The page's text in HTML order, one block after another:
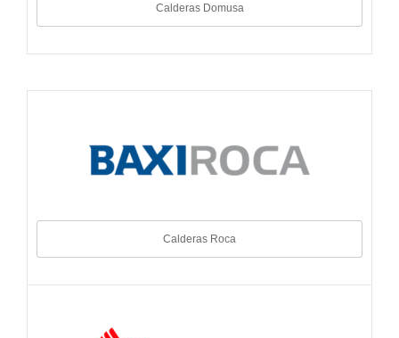
Calderas Domusa
Calderas Roca